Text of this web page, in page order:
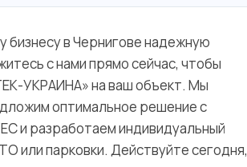
бизнесу в Чернигове надежную
с нами прямо сейчас, чтобы
УКРАИНА» на ваш объект. Мы
оптимальное решение с
и разработаем индивидуальный
или парковки. Действуйте сегодня,